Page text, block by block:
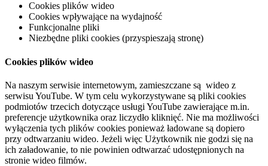
Cookies plików wideo
Cookies wpływające na wydajność
Funkcjonalne pliki
Niezbędne pliki cookies (przyspieszają stronę)
Cookies plików wideo
Na naszym serwisie internetowym, zamieszczane są wideo z
serwisu YouTube. W tym celu wykorzystywane są pliki cookies
podmiotów trzecich dotyczące usługi YouTube zawierające m.in.
preferencje użytkownika oraz liczydło kliknięć. Nie ma możliwości
wyłączenia tych plików cookies ponieważ ładowane są dopiero
przy odtwarzaniu wideo. Jeżeli więc Użytkownik nie godzi się na
ich załadowanie, to nie powinien odtwarzać udostępnionych na
stronie wideo filmów.